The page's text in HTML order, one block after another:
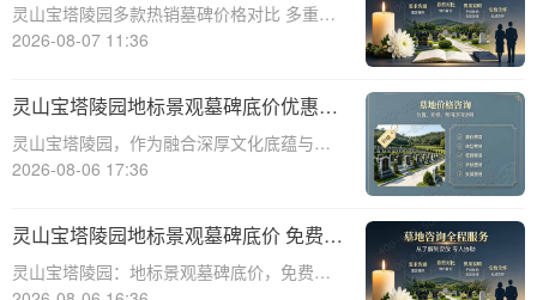
重优惠组合省钱指南
灵山宝塔陵园多款热销墓碑价格对比 多重优
惠组合省钱指南☎ 灵山宝塔陵园电话:400-
离死别的时刻。当亲人离去，选择一个合适
的安息之地，不仅是对逝者的尊重
2026-08-07 11:36
灵山宝塔陵园地标景观墓碑底价优惠，
免费班车接送，购墓即享
灵山宝塔陵园，作为融合深厚文化底蕴与宗
教意蕴的现代化陵园，其标志性景观墓碑不
神慰藉的庄严象征。本文将深入剖析灵山宝
塔陵园标志性景观墓碑的基准定价策略，并
详细介绍免
2026-08-06 17:36
灵山宝塔陵园地标景观墓碑底价 免费班
车配套购墓即享
灵山宝塔陵园：地标景观墓碑底价，免费班